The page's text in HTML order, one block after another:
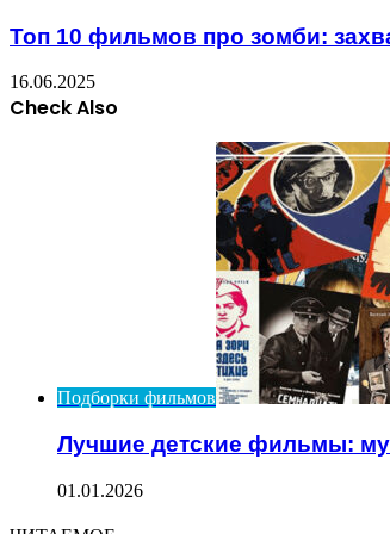
Топ 10 фильмов про зомби:
16.06.2025
Check Also
Подборки фильмов
Лучшие детские фильмы:
01.01.2026